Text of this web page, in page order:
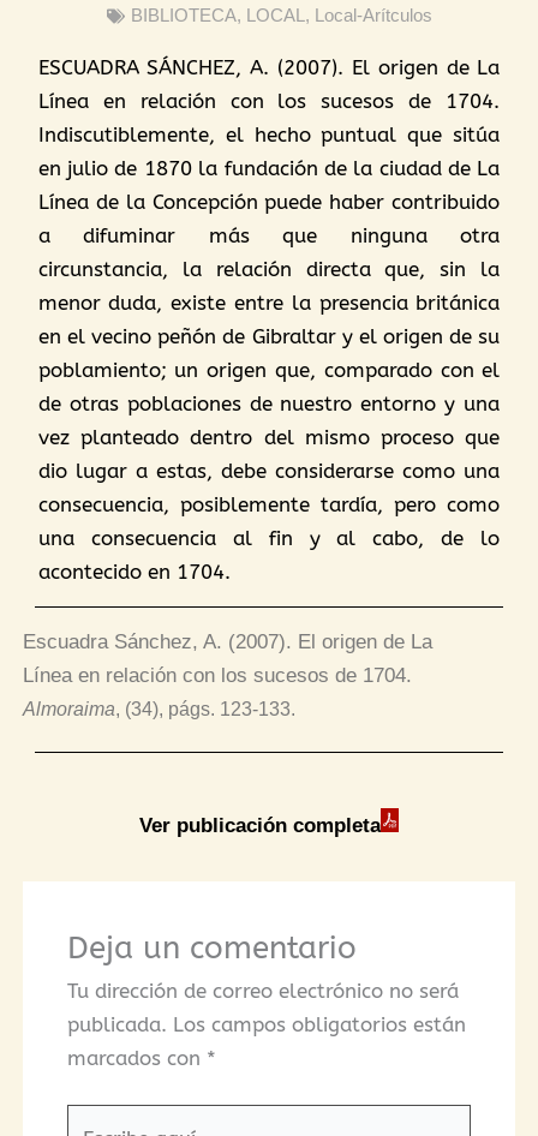
BIBLIOTECA, LOCAL , Local-Arítculos
ESCUADRA SÁNCHEZ, A. (2007). El origen de La
Línea en relación con los sucesos de 1704.
Indiscutiblemente, el hecho puntual que sitúa
en julio de 1870 la fundación de la ciudad de La
Línea de la Concepción puede haber contribuido
a difuminar más que ninguna otra
circunstancia, la relación directa que, sin la
menor duda, existe entre la presencia británica
en el vecino peñón de Gibraltar y el origen de su
poblamiento; un origen que, comparado con el
de otras poblaciones de nuestro entorno y una
vez planteado dentro del mismo proceso que
dio lugar a estas, debe considerarse como una
consecuencia, posiblemente tardía, pero como
una consecuencia al fin y al cabo, de lo
acontecido en 1704.
Escuadra Sánchez, A. (2007). El origen de La
Línea en relación con los sucesos de 1704.
Almoraima, (34), págs. 123-133.
Ver publicación completa
Deja un comentario
Tu dirección de correo electrónico no será
publicada. Los campos obligatorios están
marcados con *